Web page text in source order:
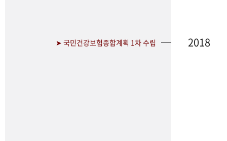
➤ 국민건강보험종합계획 1차 수립 2018